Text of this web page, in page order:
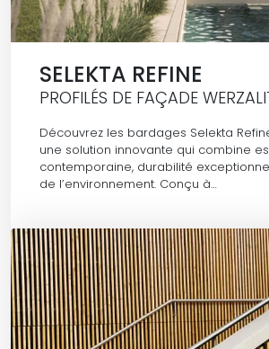
SELEKTA REFINE
PROFILÉS DE FAÇADE
Découvrez les bardages Selekta
une solution innovante qui combine
contemporaine, durabilité
de l’environnement. Conçu à…